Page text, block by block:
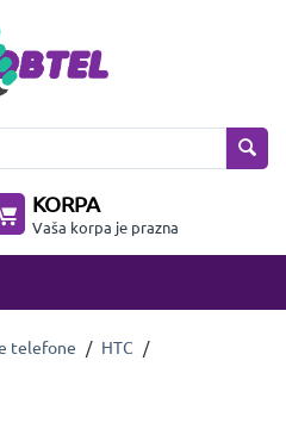
KORPA
Vaša korpa je prazna
telefone / HTC /